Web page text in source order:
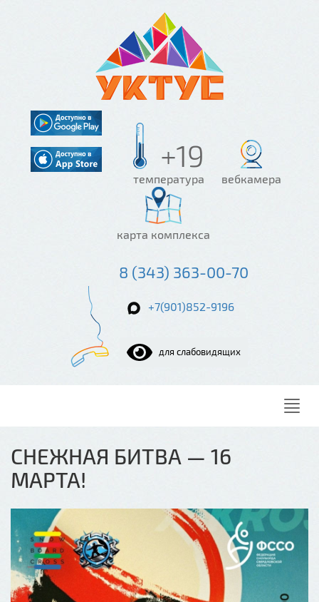
+19
температура вебкамера
карта комплекса
8 (343) 363-00-70
+7(901)852-9196
для слабовидящих
СНЕЖНАЯ БИТВА — 16
МАРТА!